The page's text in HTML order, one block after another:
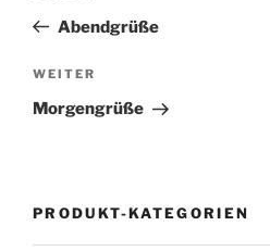
Beitrag
Abendgrüße
Nächster
Beitrag
WEITER
Morgengrüße
PRODUKT-KATEGORIEN